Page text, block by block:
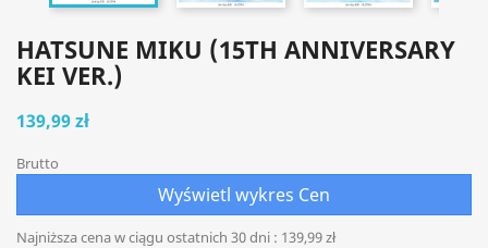
HATSUNE MIKU (15TH ANNIVERSARY
KEI VER.)
139,99 zł
Brutto
Wyświetl wykres Cen
Najniższa cena w ciągu ostatnich 30 dni : 139,99 zł